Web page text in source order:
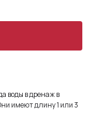
воды в дренаж в
имеют длину 1 или 3